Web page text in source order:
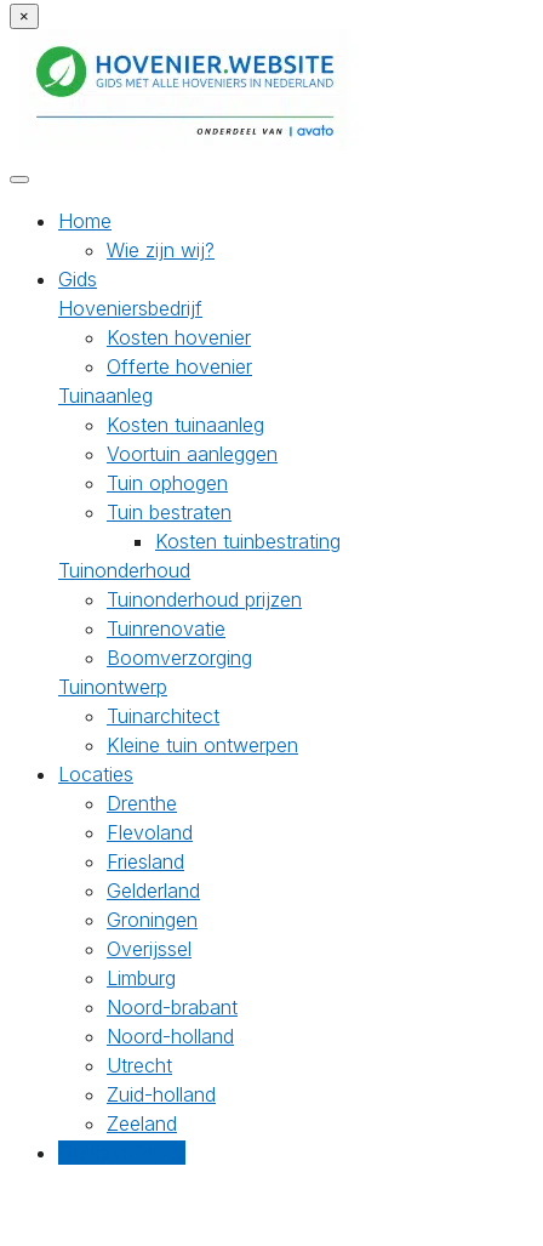
×
Home
Wie zijn wij?
Gids
Hoveniersbedrijf
Kosten hovenier
Offerte hovenier
Tuinaanleg
Kosten tuinaanleg
Voortuin aanleggen
Tuin ophogen
Tuin bestraten
Kosten tuinbestrating
Tuinonderhoud
Tuinonderhoud prijzen
Tuinrenovatie
Boomverzorging
Tuinontwerp
Tuinarchitect
Kleine tuin ontwerpen
Locaties
Drenthe
Flevoland
Friesland
Gelderland
Groningen
Overijssel
Limburg
Noord-brabant
Noord-holland
Utrecht
Zuid-holland
Zeeland